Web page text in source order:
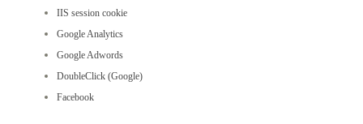
IIS session cookie
Google Analytics
Google Adwords
DoubleClick (Google)
Facebook